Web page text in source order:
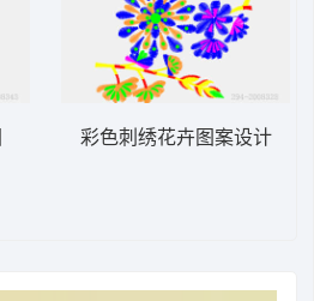
彩色刺绣花卉图案设计